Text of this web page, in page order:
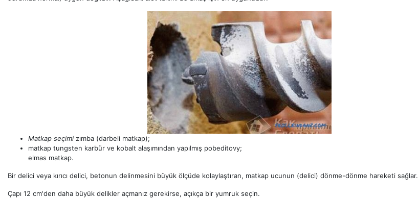
Matkap seçimi zımba (darbeli matkap);
matkap tungsten karbür ve kobalt alaşımından yapılmış pobeditovy;
elmas matkap.
Bir delici veya kırıcı delici, betonun delinmesini büyük ölçüde kolaylaştıran, matkap ucunun (delici) dönme-dönme hareketi sağlar.
Çapı 12 cm'den daha büyük delikler açmanız gerekirse, açıkça bir yumruk seçin.